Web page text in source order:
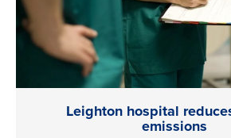
Leighton hospital
emissions